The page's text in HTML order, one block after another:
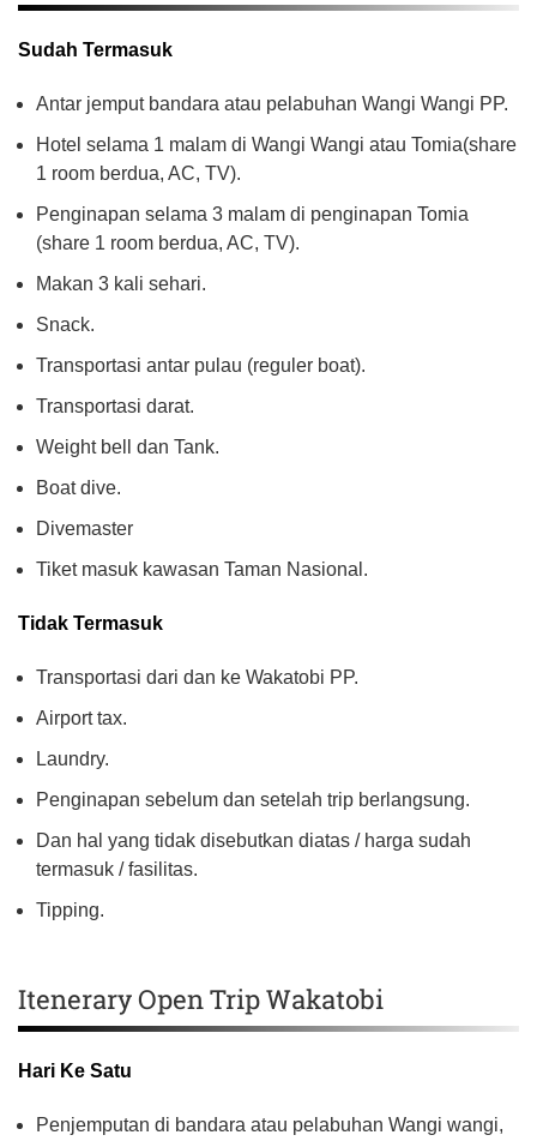
Sudah Termasuk
Antar jemput bandara atau pelabuhan Wangi Wangi PP.
Hotel selama 1 malam di Wangi Wangi atau Tomia(share
1 room berdua, AC, TV).
Penginapan selama 3 malam di penginapan Tomia
(share 1 room berdua, AC, TV).
Makan 3 kali sehari.
Snack.
Transportasi antar pulau (reguler boat).
Transportasi darat.
Weight bell dan Tank.
Boat dive.
Divemaster
Tiket masuk kawasan Taman Nasional.
Tidak Termasuk
Transportasi dari dan ke Wakatobi PP.
Airport tax.
Laundry.
Penginapan sebelum dan setelah trip berlangsung.
Dan hal yang tidak disebutkan diatas / harga sudah
termasuk / fasilitas.
Tipping.
Itenerary Open Trip Wakatobi
Hari Ke Satu
Penjemputan di bandara atau pelabuhan Wangi wangi,